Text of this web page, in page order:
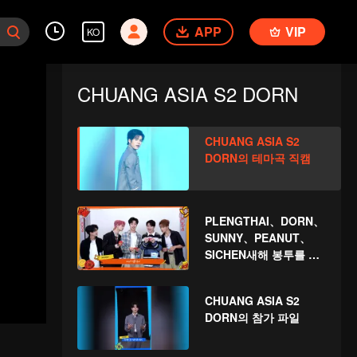
KO APP VIP
CHUANG ASIA S2 DORN
CHUANG ASIA S2
DORN의 테마곡 직캠
PLENGTHAI、DORN、
SUNNY、PEANUT、
SICHEN새해 봉투를 뜯
CHUANG ASIA S2
DORN의 참가 파일